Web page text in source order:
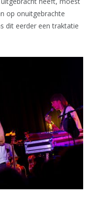
op onuitgebrachte
dit eerder een traktatie